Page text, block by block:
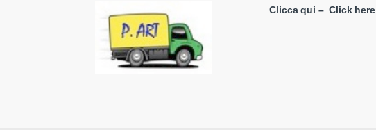
Clicca qui – Click here